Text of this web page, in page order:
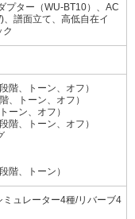
プター（WU-BT10）、AC
譜面立て、高低自在イ
ク
階、トーン、オフ）
、トーン、オフ）
ーン、オフ）
階、トーン、オフ）
階、トーン）
ミュレーター4種/リバーブ4